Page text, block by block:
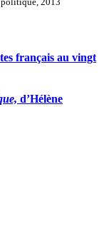
français au vingt
d’Hélène